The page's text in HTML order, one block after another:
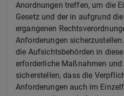
Anordnungen treffen, um die
Gesetz und der in aufgrund
ergangenen
Anforderungen
die Aufsichtsbehörden in
erforderliche Maßnahmen und
sicherstellen, dass die
Anforderungen auch im